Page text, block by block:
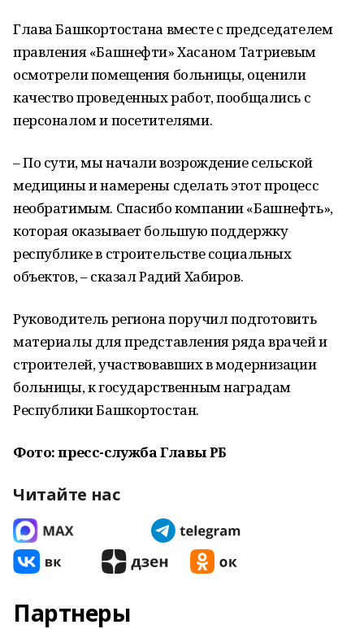
Глава Башкортостана вместе с председателем
правления «Башнефти» Хасаном Татриевым
осмотрели помещения больницы, оценили
качество проведенных работ, пообщались с
персоналом и посетителями.
– По сути, мы начали возрождение сельской
медицины и намерены сделать этот процесс
необратимым. Спасибо компании «Башнефть»,
которая оказывает большую поддержку
республике в строительстве социальных
объектов, – сказал Радий Хабиров.
Руководитель региона поручил подготовить
материалы для представления ряда врачей и
строителей, участвовавших в модернизации
больницы, к государственным наградам
Республики Башкортостан.
Фото: пресс-служба Главы РБ
Читайте нас
Партнеры